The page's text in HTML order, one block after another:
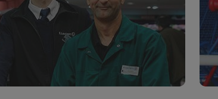
ALIMENTATION DE QUALITÉ